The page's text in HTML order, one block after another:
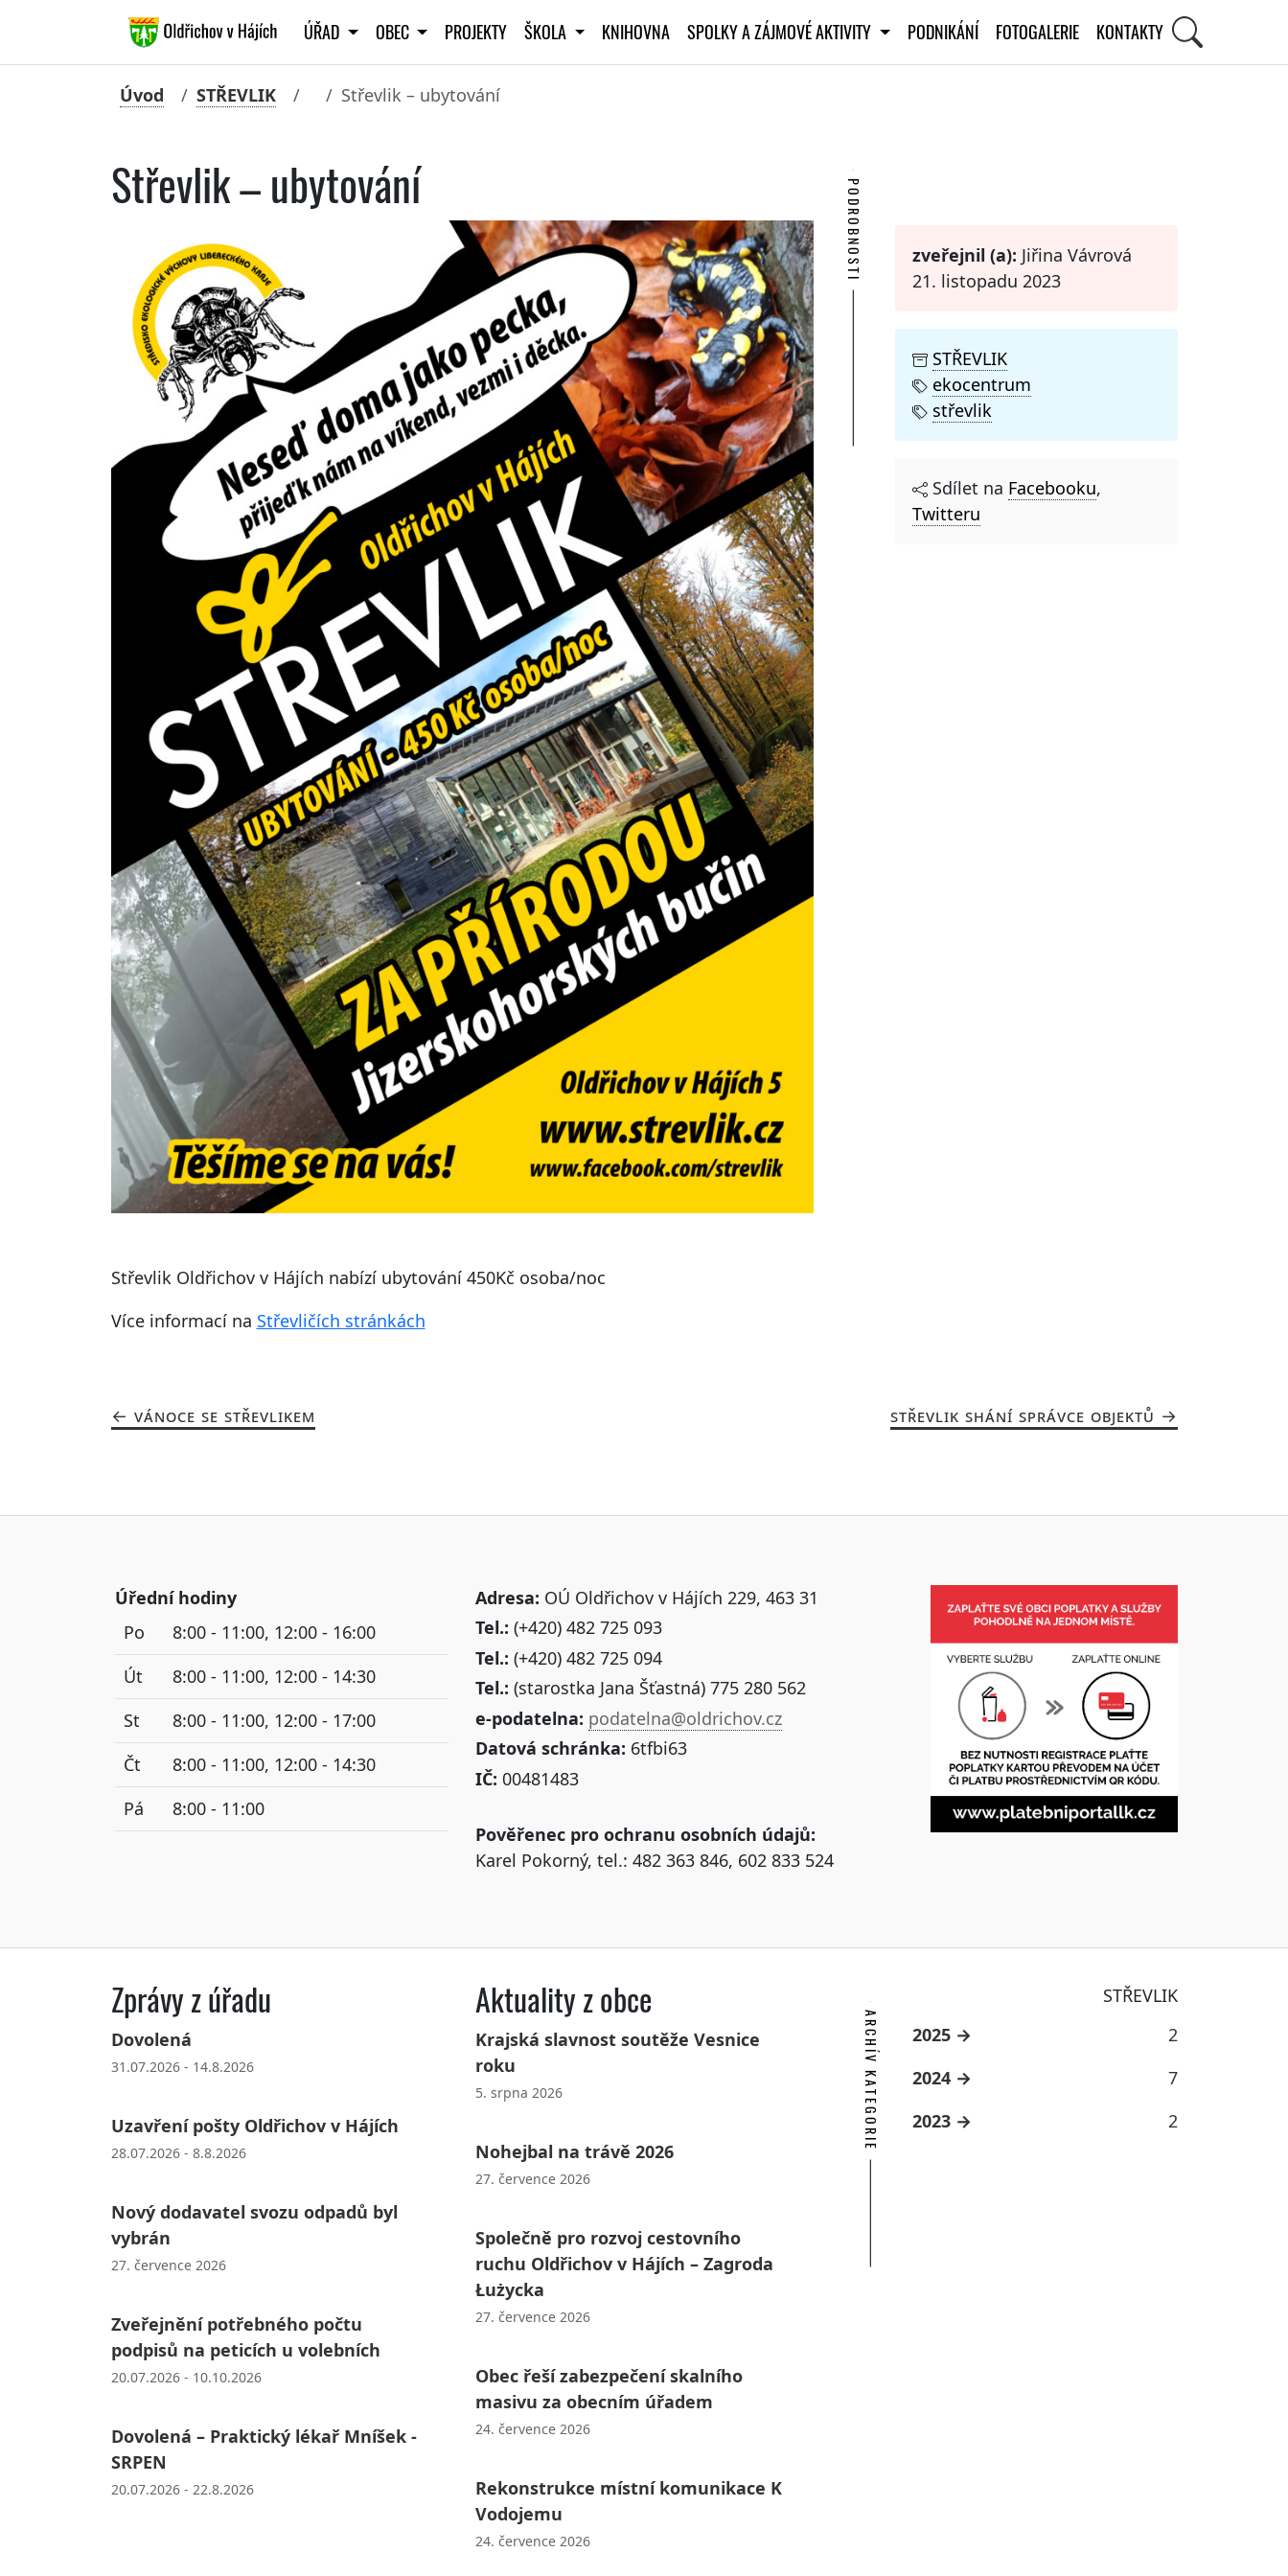
ÚŘAD OBEC PROJEKTY ŠKOLA KNIHOVNA SPOLKY A ZÁJMOVÉ AKTIVITY PODNIKÁNÍ FOTOGALERIE KONTAKTY
Úvod STŘEVLIK Střevlik – ubytování
Střevlik – ubytování
Střevlik Oldřichov v Hájích nabízí ubytování 450Kč osoba/noc
Více informací na Střevličích stránkách
PODROBNOSTI zveřejnil (a): Jiřina Vávrová
21. listopadu 2023
STŘEVLIK
ekocentrum
střevlik
Sdílet na Facebooku,
Twitteru
VÁNOCE SE STŘEVLIKEM STŘEVLIK SHÁNÍ SPRÁVCE OBJEKTŮ
Úřední hodiny
Po
8:00 - 11:00, 12:00 - 16:00
Út
8:00 - 11:00, 12:00 - 14:30
St
8:00 - 11:00, 12:00 - 17:00
Čt
8:00 - 11:00, 12:00 - 14:30
Pá
8:00 - 11:00
Adresa: OÚ Oldřichov v Hájích 229, 463 31
Tel.: (+420) 482 725 093
Tel.: (+420) 482 725 094
Tel.: (starostka Jana Šťastná) 775 280 562
e-podatelna: podatelna@oldrichov.cz
Datová schránka: 6tfbi63
IČ: 00481483
Pověřenec pro ochranu osobních údajů:
Karel Pokorný, tel.: 482 363 846, 602 833 524
Zprávy z úřadu
Dovolená
31.07.2026 - 14.8.2026
Uzavření pošty Oldřichov v Hájích
28.07.2026 - 8.8.2026
Nový dodavatel svozu odpadů byl
vybrán
27. července 2026
Zveřejnění potřebného počtu
podpisů na peticích u volebních
20.07.2026 - 10.10.2026
Dovolená – Praktický lékař Mníšek -
SRPEN
20.07.2026 - 22.8.2026
Aktuality z obce
Krajská slavnost soutěže Vesnice
roku
5. srpna 2026
Nohejbal na trávě 2026
27. července 2026
Společně pro rozvoj cestovního
ruchu Oldřichov v Hájích – Zagroda
Łużycka
27. července 2026
Obec řeší zabezpečení skalního
masivu za obecním úřadem
24. července 2026
Rekonstrukce místní komunikace K
Vodojemu
24. července 2026
STŘEVLIK
ARCHÍV KATEGORIE 2025
2
2024
7
2023
2